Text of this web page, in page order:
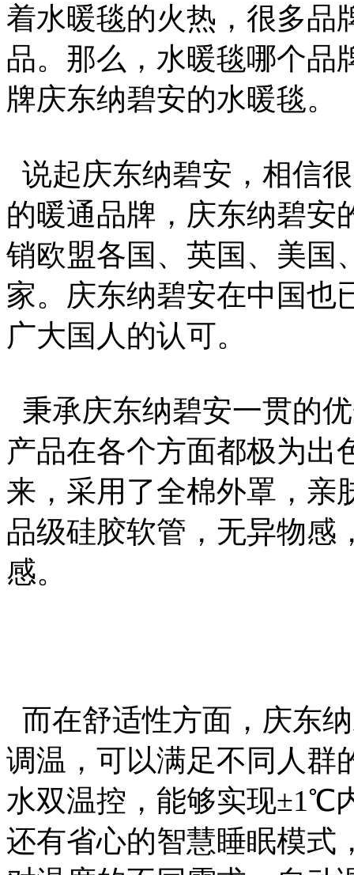
着水暖毯的火热，很多品
品。那么，水暖毯哪个品
牌庆东纳碧安的水暖毯。
说起庆东纳碧安，相信
的暖通品牌，庆东纳碧安
销欧盟各国、英国、美国
家。庆东纳碧安在中国也
广大国人的认可。
秉承庆东纳碧安一贯的
产品在各个方面都极为出
来，采用了全棉外罩，亲
品级硅胶软管，无异物感
感。
而在舒适性方面，庆东
调温，可以满足不同人群
水双温控，能够实现±1℃
还有省心的智慧睡眠模式